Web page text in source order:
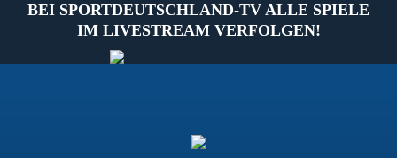
BEI SPORTDEUTSCHLAND-TV ALLE SPIELE
IM LIVESTREAM VERFOLGEN!